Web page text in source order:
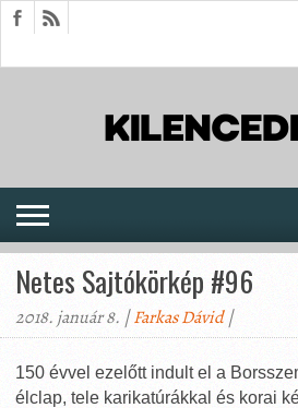
Netes Sajtókörkép #96
2018. január 8. |Farkas Dávid|
150 évvel ezelőtt indult el a
élclap, tele karikatúrákkal és korai